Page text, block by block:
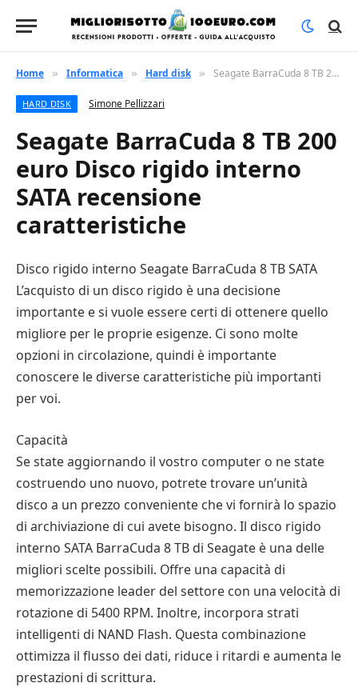
Home » Informatica » Hard disk » Seagate BarraCuda 8 TB 200 euro Disco rigido interno SATA recensione caratteristiche
HARD DISK Simone Pellizzari
Seagate BarraCuda 8 TB 200
euro Disco rigido interno
SATA recensione
caratteristiche
Disco rigido interno Seagate BarraCuda 8 TB SATA
L’acquisto di un disco rigido è una decisione
importante e si vuole essere certi di ottenere quello
migliore per le proprie esigenze. Ci sono molte
opzioni in circolazione, quindi è importante
conoscere le diverse caratteristiche più importanti
per voi.
Capacità
Se state aggiornando il vostro computer o ne state
costruendo uno nuovo, potrete trovare un’unità
disco a un prezzo conveniente che vi fornirà lo spazio
di archiviazione di cui avete bisogno. Il disco rigido
interno SATA BarraCuda 8 TB di Seagate è una delle
migliori scelte possibili. Offre una capacità di
memorizzazione leader del settore con una velocità di
rotazione di 5400 RPM. Inoltre, incorpora strati
intelligenti di NAND Flash. Questa combinazione
ottimizza il flusso dei dati, riduce i ritardi e aumenta le
prestazioni di scrittura.